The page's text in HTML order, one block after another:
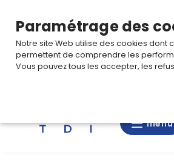
menu
Paramétrage des
Notre site Web utilise des cookies dont
permettent de comprendre les
Vous pouvez tous les accepter, les